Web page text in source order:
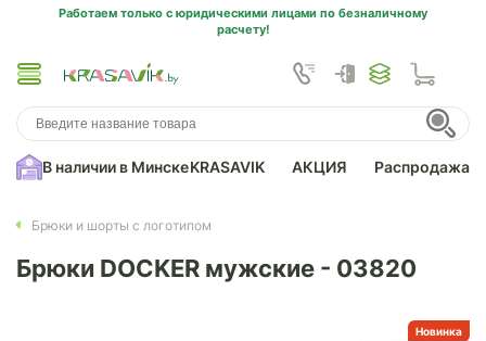
Работаем только с юридическими лицами по безналичному
расчету!
В наличии в МинскеKRASAVIK АКЦИЯ Распродажа
Брюки и шорты с логотипом
Брюки DOCKER мужские - 03820
Новинка